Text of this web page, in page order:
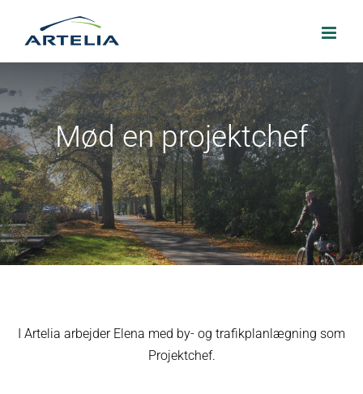
Mød en projektchef
I Artelia arbejder Elena med by- og trafikplanlægning som
Projektchef.